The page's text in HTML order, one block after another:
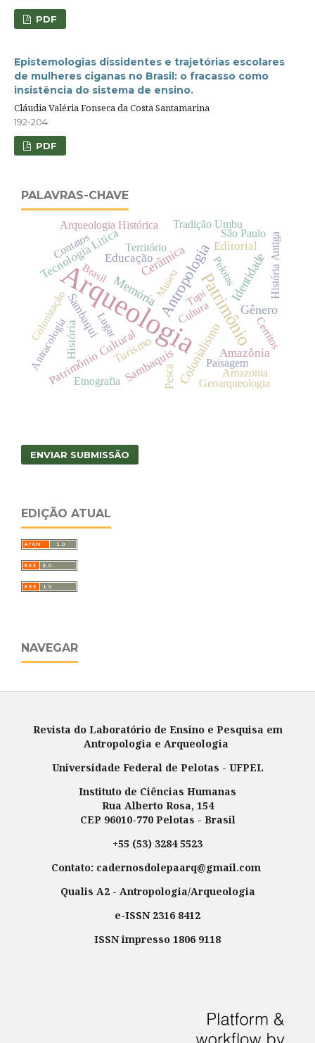
PDF
Epistemologias dissidentes e trajetórias escolares
de mulheres ciganas no Brasil: o fracasso como
insistência do sistema de ensino.
Cláudia Valéria Fonseca da Costa Santamarina
192-204
PDF
PALAVRAS-CHAVE
ArqueologiaPatrimônio
Antropologia
Memória
Cerâmica
Colonialismo
Gênero
Identidade
Amazônia
Turismo
Educação
Tecnologia Lítica
Patrimônio Cultural
Editorial
Sambaqui
História
Sambaquis
Colonização
Paisagem
Etnografia
Cultura
Geoarqueologia
Antracologia
Território
Arqueologia Histórica
Pesca
História Antiga
Pelotas
Brasil
Amazonia
Contatos
Tradição Umbu
Cerritos
Museu
Lugar
São Paulo
Tupi
ENVIAR SUBMISSÃO
EDIÇÃO ATUAL
NAVEGAR
Revista do Laboratório de Ensino e Pesquisa em
Antropologia e Arqueologia
Universidade Federal de Pelotas - UFPEL
Instituto de Ciências Humanas
Rua Alberto Rosa, 154
CEP 96010-770 Pelotas - Brasil
+55 (53) 3284 5523
Contato: cadernosdolepaarq@gmail.com
Qualis A2 - Antropologia/Arqueologia
e-ISSN 2316 8412
ISSN impresso 1806 9118